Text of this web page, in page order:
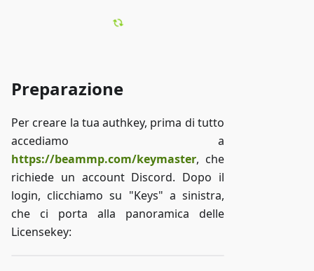
Preparazione
Per creare la tua authkey, prima di tutto
accediamo a
https://beammp.com/keymaster, che
richiede un account Discord. Dopo il
login, clicchiamo su "Keys" a sinistra,
che ci porta alla panoramica delle
Licensekey: